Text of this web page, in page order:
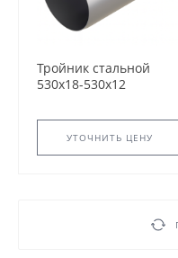
Тройник стальной
530x18-530х12
5.903-13
равнопроходный
УТОЧНИТЬ ЦЕНУ